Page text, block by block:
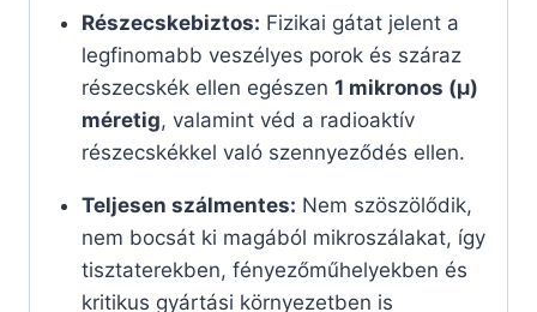
Részecskebiztos: Fizikai gátat jelent a
legfinomabb veszélyes porok és száraz
részecskék ellen egészen 1 mikronos (µ)
méretig, valamint véd a radioaktív
részecskékkel való szennyeződés ellen.
Teljesen szálmentes: Nem szöszölődik,
nem bocsát ki magából mikroszálakat, így
tisztaterekben, fényezőműhelyekben és
kritikus gyártási környezetben is